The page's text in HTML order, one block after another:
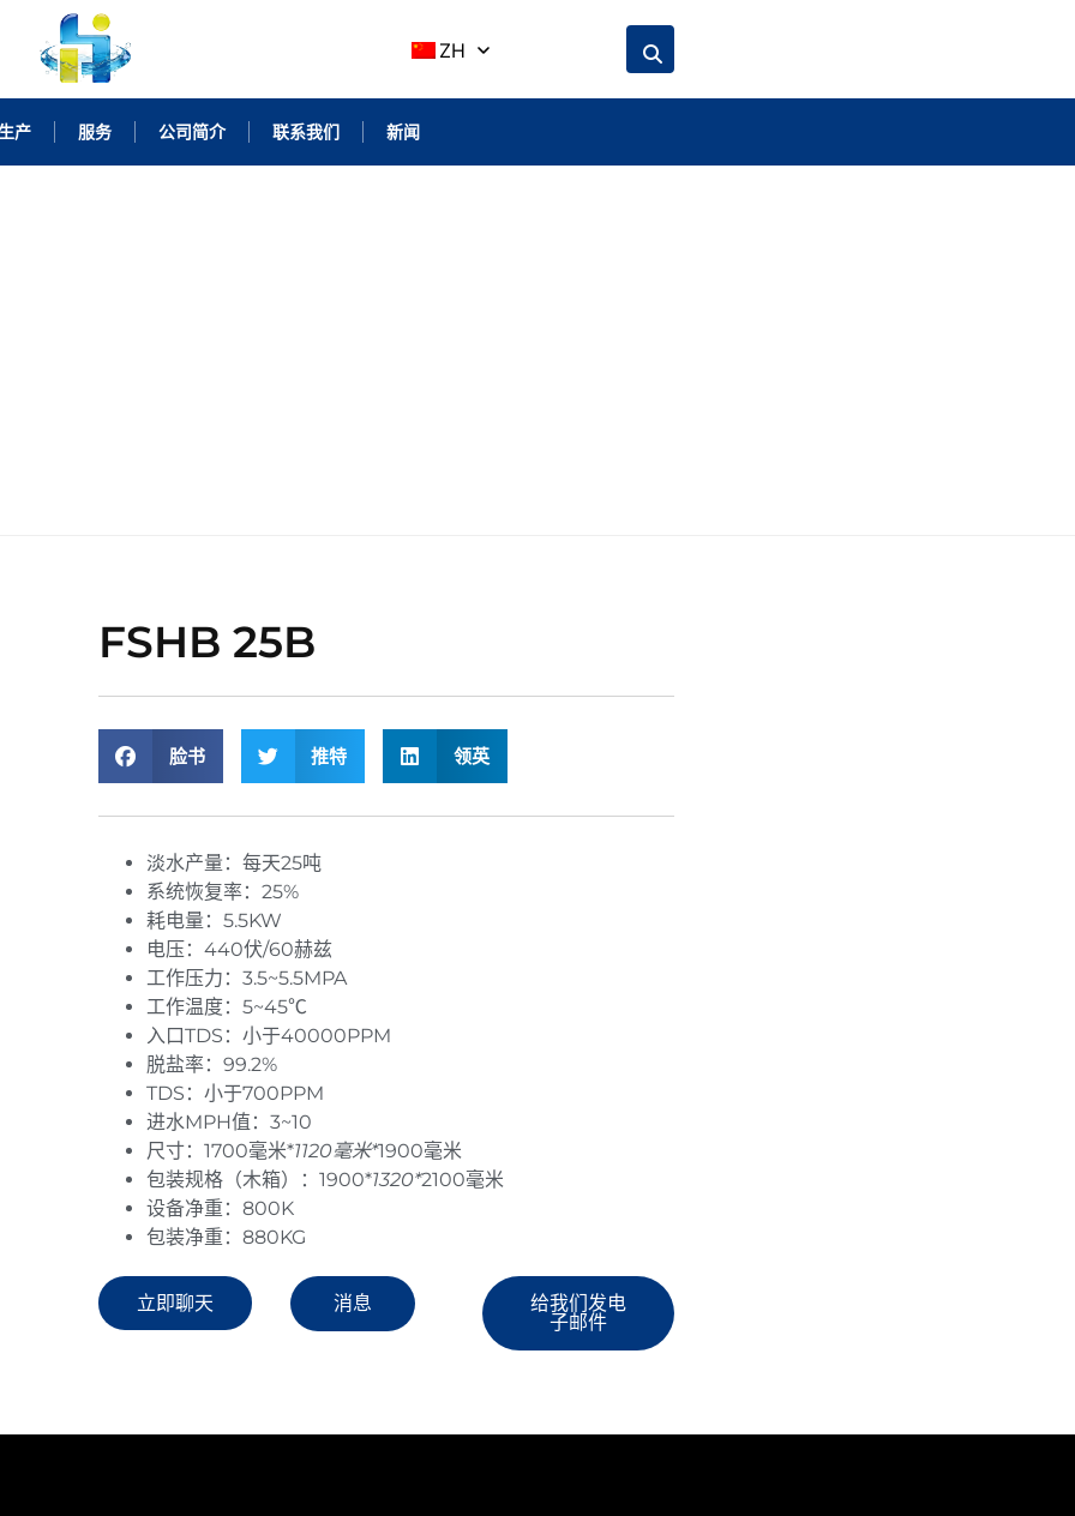
ZH
产 服务 公司简介 联系我们 新闻
FSHB 25B
脸书 推特 领英
淡水产量：每天25吨
系统恢复率：25%
耗电量：5.5KW
电压：440伏/60赫兹
工作压力：3.5~5.5MPA
工作温度：5~45℃
入口TDS：小于40000PPM
脱盐率：99.2%
TDS：小于700PPM
进水MPH值：3~10
尺寸：1700毫米*1120毫米*1900毫米
包装规格（木箱）：1900*1320*2100毫米
设备净重：800K
包装净重：880KG
立即聊天 消息
给我们发电
子邮件